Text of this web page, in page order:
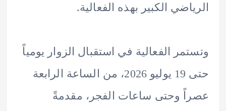
الكبير بهذه الفعالية.
الفعالية في استقبال الزوار يومياً
حتى 19 يوليو 2026، من الساعة الرابعة
وحتى ساعات الفجر، مقدمةً